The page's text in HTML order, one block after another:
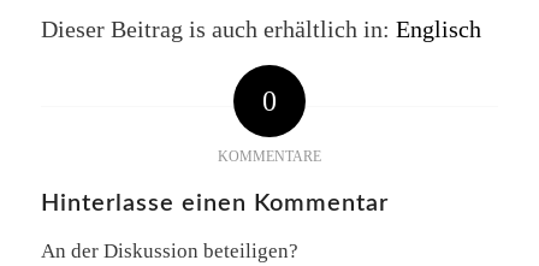
Dieser Beitrag is auch erhältlich in: Englisch
0
KOMMENTARE
Hinterlasse einen Kommentar
An der Diskussion beteiligen?